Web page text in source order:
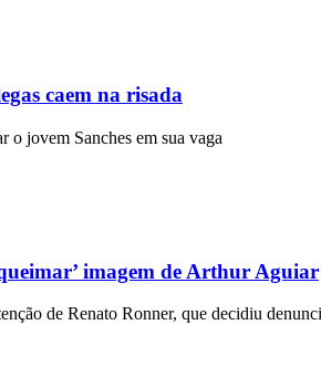
caem na risada
jovem Sanches em sua vaga
imagem de Arthur Aguiar
de Renato Ronner, que decidiu